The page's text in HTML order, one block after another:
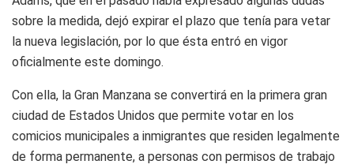
sobre la medida, dejó expirar el plazo que tenía para vetar
la nueva legislación, por lo que ésta entró en vigor
oficialmente este domingo.
Con ella, la Gran Manzana se convertirá en la primera gran
ciudad de Estados Unidos que permite votar en los
comicios municipales a inmigrantes que residen legalmente
de forma permanente, a personas con permisos de trabajo